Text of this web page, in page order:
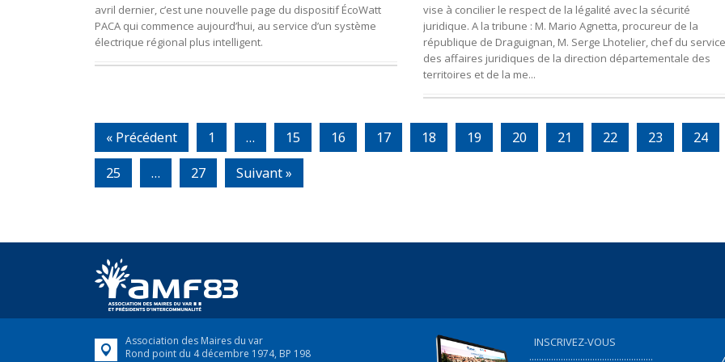
avril dernier, c’est une nouvelle page du dispositif ÉcoWatt
PACA qui commence aujourd’hui, au service d’un système
électrique régional plus intelligent.
vise à concilier le respect de la légalité avec la sécurité
juridique. A la tribune : M. Mario Agnetta, procureur de la
république de Draguignan, M. Serge Lhotelier, chef du service
des affaires juridiques de la direction départementale des
territoires et de la me...
« Précédent 1 … 15 16 17 18 19 20 21 22 23
24
25
… 27 Suivant »
Association des Maires du var
Rond point du 4 décembre 1974, BP 198
INSCRIVEZ-VOUS
...................................................